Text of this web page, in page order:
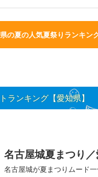
の夏の人気夏祭りランキン
ランキング【愛知県】
名古屋城夏まつり
名古屋城が夏まつりムード